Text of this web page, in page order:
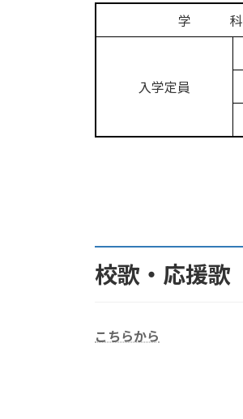
学 科
入学定員
校歌・応援歌
こちらから